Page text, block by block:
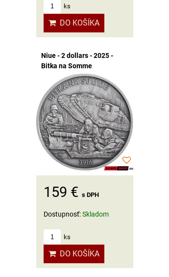
ks
DO KOŠÍKA
Niue - 2 dollars - 2025 -
Bitka na Somme
159 € s DPH
Dostupnosť:Skladom
ks
DO KOŠÍKA